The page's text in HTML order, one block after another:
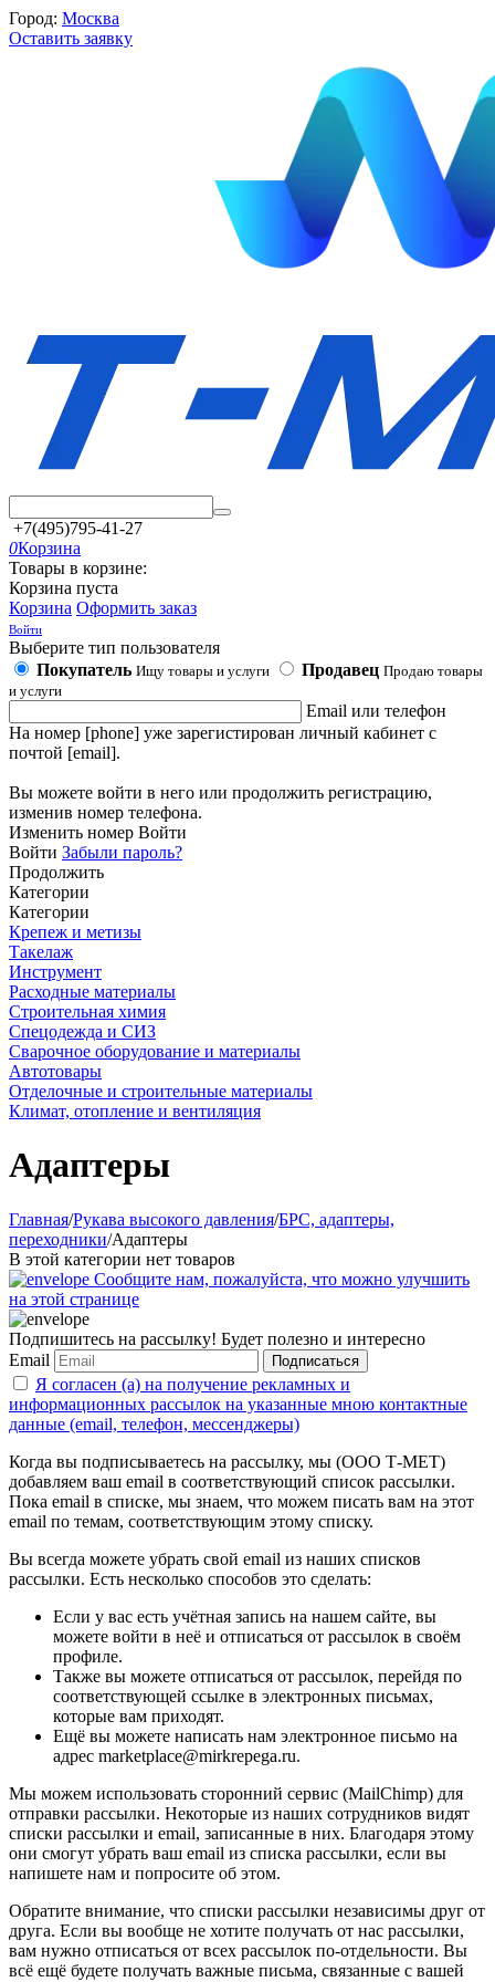
Город: Москва
Оставить заявку
+7(495)795-41-27
0Корзина
Товары в корзине:
Корзина пуста
Корзина Оформить заказ
Войти
Выберите тип пользователя
Покупатель Ищу товары и услуги Продавец Продаю товары
и услуги
Email или телефон
На номер [phone] уже зарегистирован личный кабинет с
почтой [email].
Вы можете войти в него или продолжить регистрацию,
изменив номер телефона.
Изменить номер Войти
Войти Забыли пароль?
Продолжить
Категории
Категории
Крепеж и метизы
Такелаж
Инструмент
Расходные материалы
Строительная химия
Спецодежда и СИЗ
Сварочное оборудование и материалы
Автотовары
Отделочные и строительные материалы
Климат, отопление и вентиляция
Адаптеры
Главная/Рукава высокого давления/БРС, адаптеры,
переходники/Адаптеры
В этой категории нет товаров
Сообщите нам, пожалуйста, что можно улучшить
на этой странице
Подпишитесь на рассылку! Будет полезно и интересно
Email
Подписаться
Я согласен (а) на получение рекламных и
информационных рассылок на указанные мною контактные
данные (email, телефон, мессенджеры)
Когда вы подписываетесь на рассылку, мы (ООО Т-МЕТ)
добавляем ваш email в соответствующий список рассылки.
Пока email в списке, мы знаем, что можем писать вам на этот
email по темам, соответствующим этому списку.
Вы всегда можете убрать свой email из наших списков
рассылки. Есть несколько способов это сделать:
Если у вас есть учётная запись на нашем сайте, вы
можете войти в неё и отписаться от рассылок в своём
профиле.
Также вы можете отписаться от рассылок, перейдя по
соответствующей ссылке в электронных письмах,
которые вам приходят.
Ещё вы можете написать нам электронное письмо на
адрес marketplace@mirkrepega.ru.
Мы можем использовать сторонний сервис (MailChimp) для
отправки рассылки. Некоторые из наших сотрудников видят
списки рассылки и email, записанные в них. Благодаря этому
они смогут убрать ваш email из списка рассылки, если вы
напишете нам и попросите об этом.
Обратите внимание, что списки рассылки независимы друг от
друга. Если вы вообще не хотите получать от нас рассылки,
вам нужно отписаться от всех рассылок по-отдельности. Вы
всё ещё будете получать важные письма, связанные с вашей